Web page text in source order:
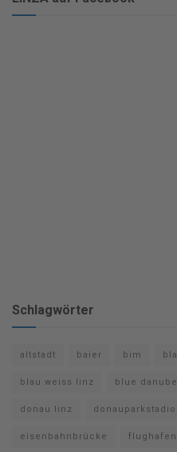
Schlagwörter
altstadt baier bim
blau weiss linz blue
donau linz
eisenbahnbrücke flughafen